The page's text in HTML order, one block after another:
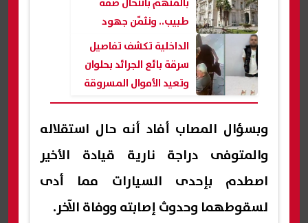
طبيب.. ونثمّن جهود
الداخلية في ضبط جرائم
التزوير
الداخلية تكشف تفاصيل
سرقة بائع الجرائد بحلوان
وتعيد الأموال المسروقة
وبسؤال المصاب أفاد أنه حال استقلاله
والمتوفى دراجة نارية قيادة الأخير
اصطدم بإحدى السيارات مما أدى
لسقوطهما وحدوث إصابته ووفاة الآخر.